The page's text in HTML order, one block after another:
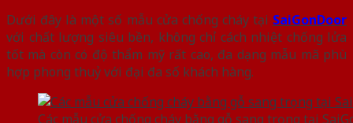
Dưới đây là một số mẫu cửa chống cháy tại SaiGonDoor
với chất lượng siêu bền, không chỉ cách nhiệt chống lửa
tốt mà còn có độ thẩm mỹ rất cao, đa dạng mẫu mã phù
hợp phong thuỷ với đại đa số khách hàng.
Các mẫu cửa chống cháy bằng gỗ sang trọng tại